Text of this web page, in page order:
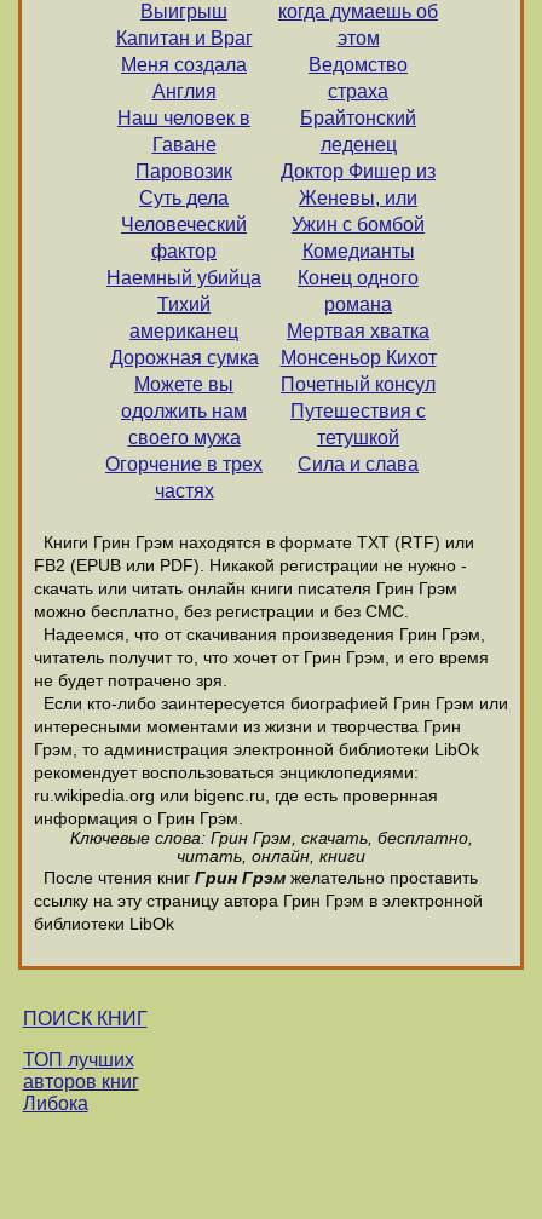
Выигрыш
Капитан и Враг
Меня создала
Англия
Наш человек в
Гаване
Паровозик
Суть дела
Человеческий
фактор
Наемный убийца
Тихий
американец
Дорожная сумка
Можете вы
одолжить нам
своего мужа
Огорчение в трех
частях
когда думаешь об
этом
Ведомство
страха
Брайтонский
леденец
Доктор Фишер из
Женевы, или
Ужин с бомбой
Комедианты
Конец одного
романа
Мертвая хватка
Монсеньор Кихот
Почетный консул
Путешествия с
тетушкой
Сила и слава
Книги Грин Грэм находятся в формате ТХТ (RTF) или
FB2 (EPUB или PDF). Никакой регистрации не нужно -
скачать или читать онлайн книги писателя Грин Грэм
можно бесплатно, без регистрации и без СМС.
Надеемся, что от скачивания произведения Грин Грэм,
читатель получит то, что хочет от Грин Грэм, и его время
не будет потрачено зря.
Если кто-либо заинтересуется биографией Грин Грэм или
интересными моментами из жизни и творчества Грин
Грэм, то администрация электронной библиотеки LibOk
рекомендует воспользоваться энциклопедиями:
ru.wikipedia.org или bigenc.ru, где есть провернная
информация о Грин Грэм.
Ключевые слова: Грин Грэм, скачать, бесплатно,
читать, онлайн, книги
После чтения книг Грин Грэм желательно проставить
ссылку на эту страницу автора Грин Грэм в электронной
библиотеки LibOk
ПОИСК КНИГ
ТОП лучших
авторов книг
Либока